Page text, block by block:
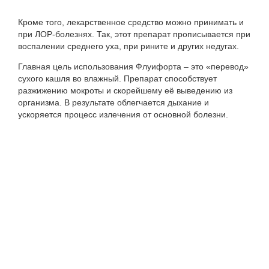
Кроме того, лекарственное средство можно принимать и
при ЛОР-болезнях. Так, этот препарат прописывается при
воспалении среднего уха, при рините и других недугах.
Главная цель использования Флуифорта – это «перевод»
сухого кашля во влажный. Препарат способствует
разжижению мокроты и скорейшему её выведению из
организма. В результате облегчается дыхание и
ускоряется процесс излечения от основной болезни.